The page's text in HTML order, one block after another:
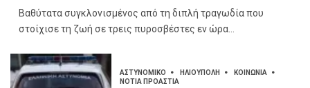
Βαθύτατα συγκλονισμένος από τη διπλή τραγωδία που
στοίχισε τη ζωή σε τρεις πυροσβέστες εν ώρα...
ΑΣΤΥΝΟΜΙΚΟ ΗΛΙΟΥΠΟΛΗ
ΚΟΙΝΩΝΙΑ
ΝΟΤΙΑ ΠΡΟΑΣΤΙΑ